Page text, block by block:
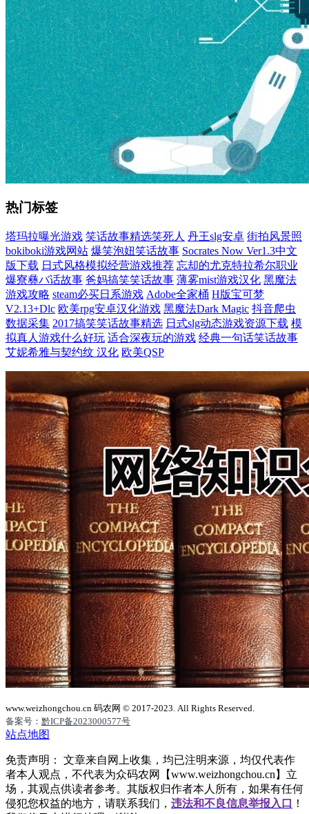
热门标签
塔玛拉曝光游戏 笑话故事精选笑死人 丹王slg安卓 街拍风景照
bokiboki游戏网站 爆笑泡妞笑话故事 Socrates Now Ver1.3中文
版下载 日式风格模拟经营游戏推荐 忘却的尤克特拉希尔职业
爆寮彝バ话故事 爸妈搞笑笑话故事 薄雾mist游戏汉化 黑魔法
游戏攻略 steam必买日系游戏 Adobe全家桶 H版宝可梦
V2.13+Dlc 欧美rpg安卓汉化游戏 黑魔法Dark Magic 抖音爬虫
数据采集 2017搞笑笑话故事精选 日式slg动态游戏资源下载 模
拟真人游戏什么好玩 适合深夜玩的游戏 经典一句话笑话故事
艾妮希雅与契约纹 汉化 欧美QSP
www.weizhongchou.cn 码农网 © 2017-2023. All Rights Reserved.
备案号： 黔ICP备2023000577号
站点地图
免责声明： 文章来自网上收集，均已注明来源，均仅代表作
者本人观点，不代表为众码农网【www.weizhongchou.cn】立
场，其观点供读者参考。其版权归作者本人所有，如果有任何
侵犯您权益的地方，请联系我们， 违法和不良信息举报入口
！